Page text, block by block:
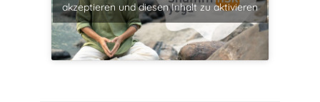
akzeptieren und diesen Inhalt zu aktivieren